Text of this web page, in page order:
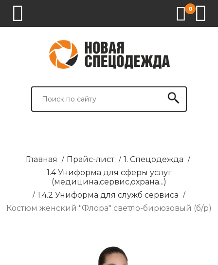
0
СПЕЦОДЕЖДА
СПЕЦОБУВЬ
СРЕДСТВА
ВСПОМОГАТЕЛЬНЫЕ
БРЕНДИРОВАНИЕ
Главная / Прайс-лист / 1. Спецодежда /
1.4 Униформа для сферы услуг
(медицина,сервис,охрана...)
/ 1.4.2 Униформа для служб сервиса /
Костюм женский "Флора" светло-бирюзовый (б/р)